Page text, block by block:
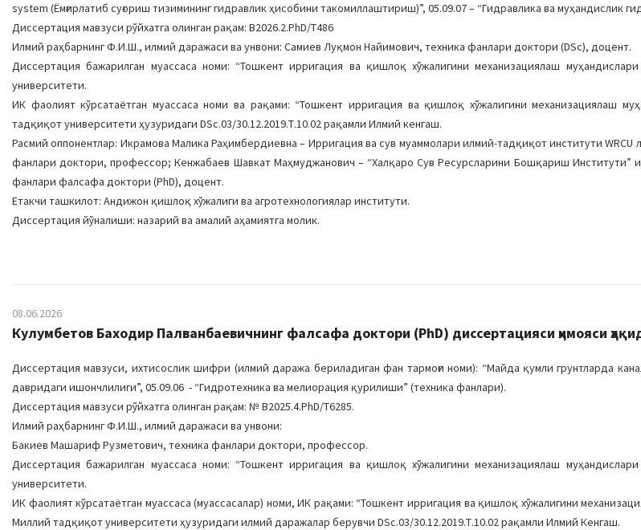
system (Ёмғирлатиб суғориш тизимининг гидравлик ҳисобини такомиллаштириш)”, 05.09.07 – “Гидравлика ва муҳандислик
Диссертация мавзуси рўйхатга олинган рақам: В2026.2.PhD/Т486
Илмий раҳбарнинг Ф.И.Ш., илмий даражаси ва унвони: Самиев Луқмон Найимович, техника фанлари доктори (DSc), доцент.
Диссертация бажарилган муассаса номи: “Тошкент ирригация ва қишлоқ хўжалигини механизациялаш
университети.
ИК фаолият кўрсатаётган муассаса номи ва рақами: “Тошкент ирригация ва қишлоқ хўжалигини механизациялаш
тадқиқот университети ҳузуридаги DSc.03/30.12.2019.Т.10.02 рақамли Илмий кенгаш.
Расмий оппонентлар: Икрамова Малика Раҳимбердиевна – Ирригация ва сув муаммолари илмий-тадқиқот институти WRCU
фанлари доктори, профессор; Кенжабаев Шавкат Маҳмуджанович – “Халқаро Сув Ресурсларини Бошқариш Институти”
фанлари фалсафа доктори (PhD), доцент.
Етакчи ташкилот: Андижон қишлоқ хўжалиги ва агротехнологиялар институти.
Диссертация йўналиши: назарий ва амалий аҳамиятга молик.
08.06.2026
Кулумбетов Баходир Палванбаевичнинг фалсафа доктори (PhD) диссертацияси ҳимояси
Диссертация мавзуси, ихтисослик шифри (илмий даража бериладиган фан тармоғи номи): “Майда қумли грунтларда
давридаги ишончлилиги”, 05.09.06 - “Гидротехника ва мелиорация қурилиши” (техника фанлари).
Диссертация мавзуси рўйхатга олинган рақам: № B2025.4.PhD/T6285.
Илмий раҳбарнинг Ф.И.Ш., илмий даражаси ва унвони:
Бакиев Машариф Рузметович, техника фанлари доктори, профессор.
Диссертация бажарилган муассаса номи: “Тошкент ирригация ва қишлоқ хўжалигини механизациялаш
университети.
ИК фаолият кўрсатаётган муассаса (муассасалар) номи, ИК рақами: “Тошкент ирригация ва қишлоқ хўжалигини
Миллий тадқиқот университети ҳузуридаги илмий даражалар берувчи DSc.03/30.12.2019.Т.10.02 рақамли Илмий Кенгаш.